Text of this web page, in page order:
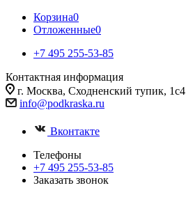
Корзина0
Отложенные0
+7 495 255-53-85
Контактная информация
г. Москва, Сходненский тупик, 1с4
info@podkraska.ru
Вконтакте
Телефоны
+7 495 255-53-85
Заказать звонок